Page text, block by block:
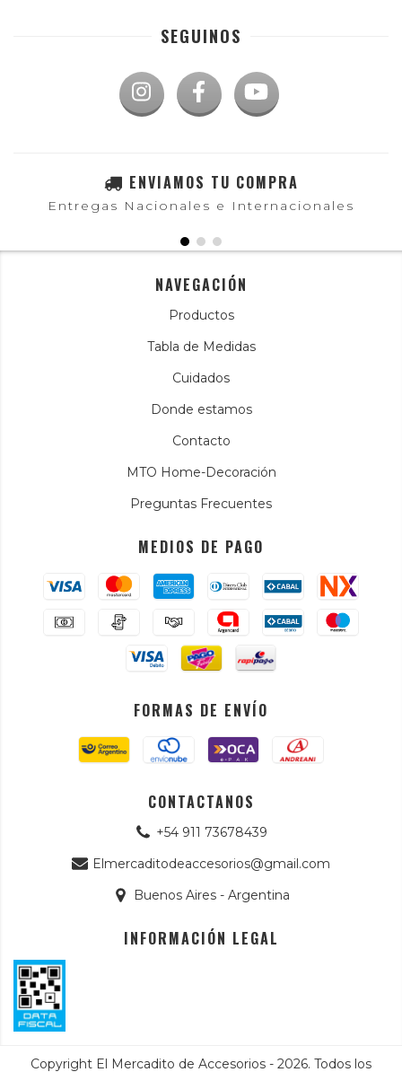
SEGUINOS
ENVIAMOS TU COMPRA
Entregas Nacionales e Internacionales
NAVEGACIÓN
Productos
Tabla de Medidas
Cuidados
Donde estamos
Contacto
MTO Home-Decoración
Preguntas Frecuentes
MEDIOS DE PAGO
FORMAS DE ENVÍO
CONTACTANOS
+54 911 73678439
Elmercaditodeaccesorios@gmail.com
Buenos Aires - Argentina
INFORMACIÓN LEGAL
Copyright El Mercadito de Accesorios - 2026. Todos los